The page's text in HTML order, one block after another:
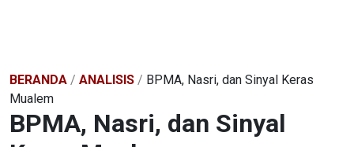
BERANDA / ANALISIS / BPMA, Nasri, dan Sinyal Keras
Mualem
BPMA, Nasri, dan Sinyal